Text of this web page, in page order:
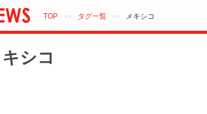
TOP >> タグ一覧 >> メキシコ
シコ